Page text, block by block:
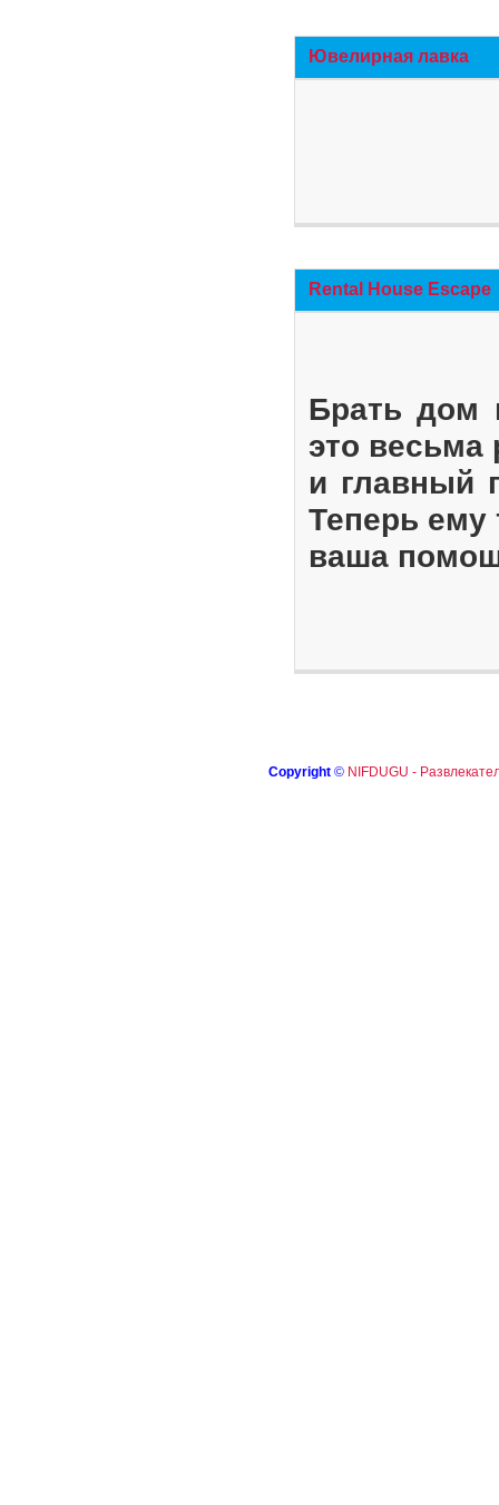
Ювелирная лавка
Rental House Escape
Брать дом
это весьма
и главный
Теперь ему
ваша
Copyright © NIFDUGU -